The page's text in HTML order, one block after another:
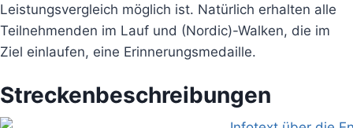
Leistungsvergleich möglich ist. Natürlich erhalten alle
Teilnehmenden im Lauf und (Nordic)-Walken, die im
Ziel einlaufen, eine Erinnerungsmedaille.
Streckenbeschreibungen